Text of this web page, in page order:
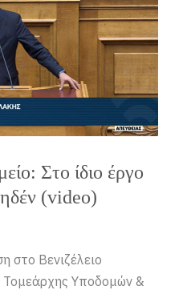
Στο ίδιο έργο
(video)
στο Βενιζέλειο
Τομεάρχης Υποδομών &